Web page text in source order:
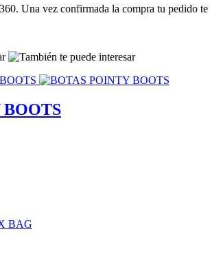
Una vez confirmada la compra tu pedido